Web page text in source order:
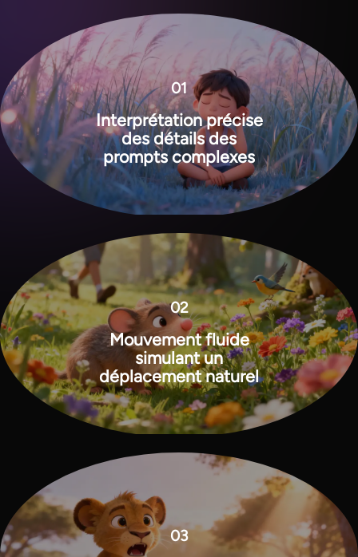
View all tools
01
Interprétation précise
des détails des
prompts complexes
02
Mouvement fluide
simulant un
déplacement naturel
03